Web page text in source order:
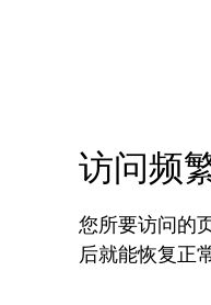
访问频
您所要访问的
后就能恢复正